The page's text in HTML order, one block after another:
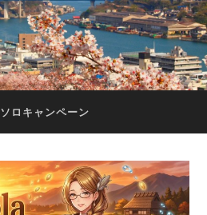
ソロキャンペーン